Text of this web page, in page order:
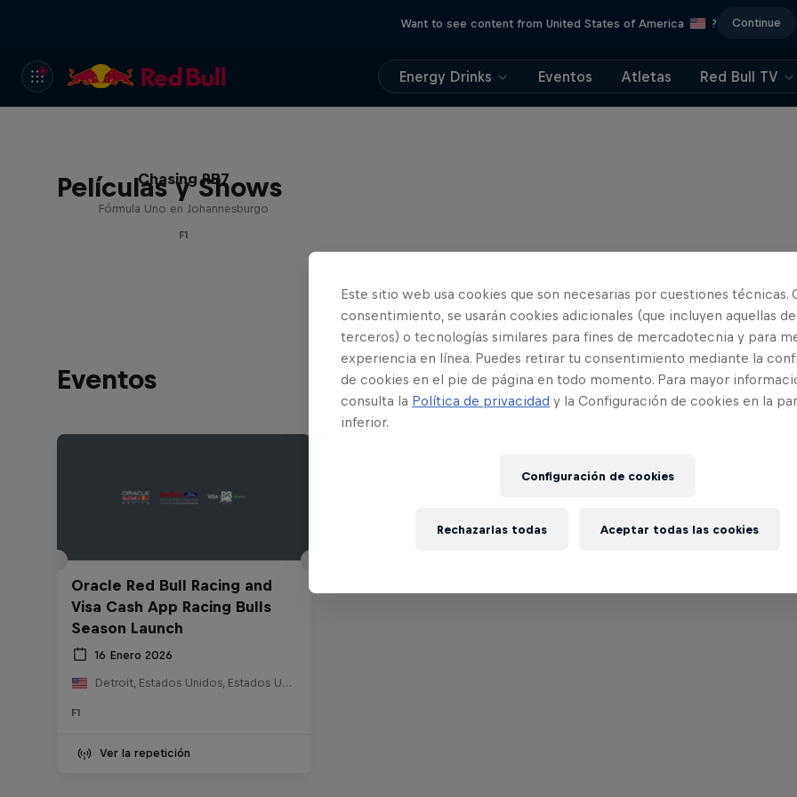
Want to see content from United States of America ? Continue
Energy Drinks Eventos Atletas Red Bull TV
Películas y Shows
Chasing RB7
Fórmula Uno en Johannesburgo
F1
Eventos
Oracle Red Bull Racing and
Visa Cash App Racing Bulls
Season Launch
16 Enero 2026
Detroit, Estados Unidos, Estados Unidos
F1
Ver la repetición
Este sitio web usa cookies que son necesarias por cuestiones técnicas.
consentimiento, se usarán cookies adicionales (que incluyen aquellas de
terceros) o tecnologías similares para fines de mercadotecnia y para
experiencia en línea. Puedes retirar tu consentimiento mediante la
de cookies en el pie de página en todo momento. Para mayor
consulta la Política de privacidad y la Configuración de cookies en la
inferior.
Configuración de cookies
Rechazarlas todas Aceptar todas las cookies